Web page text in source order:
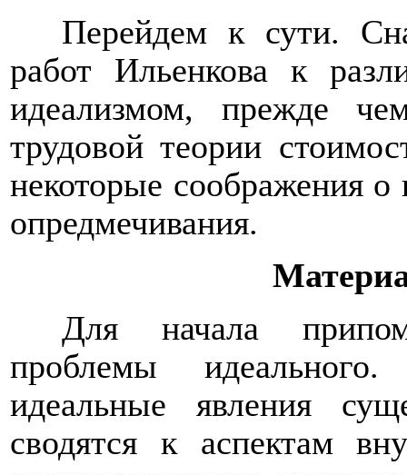
Перейдем к сути.
работ Ильенкова к
идеализмом, прежде
трудовой теории
некоторые соображения
опредмечивания.
Для начала
проблемы
идеальные явления
сводятся к аспектам